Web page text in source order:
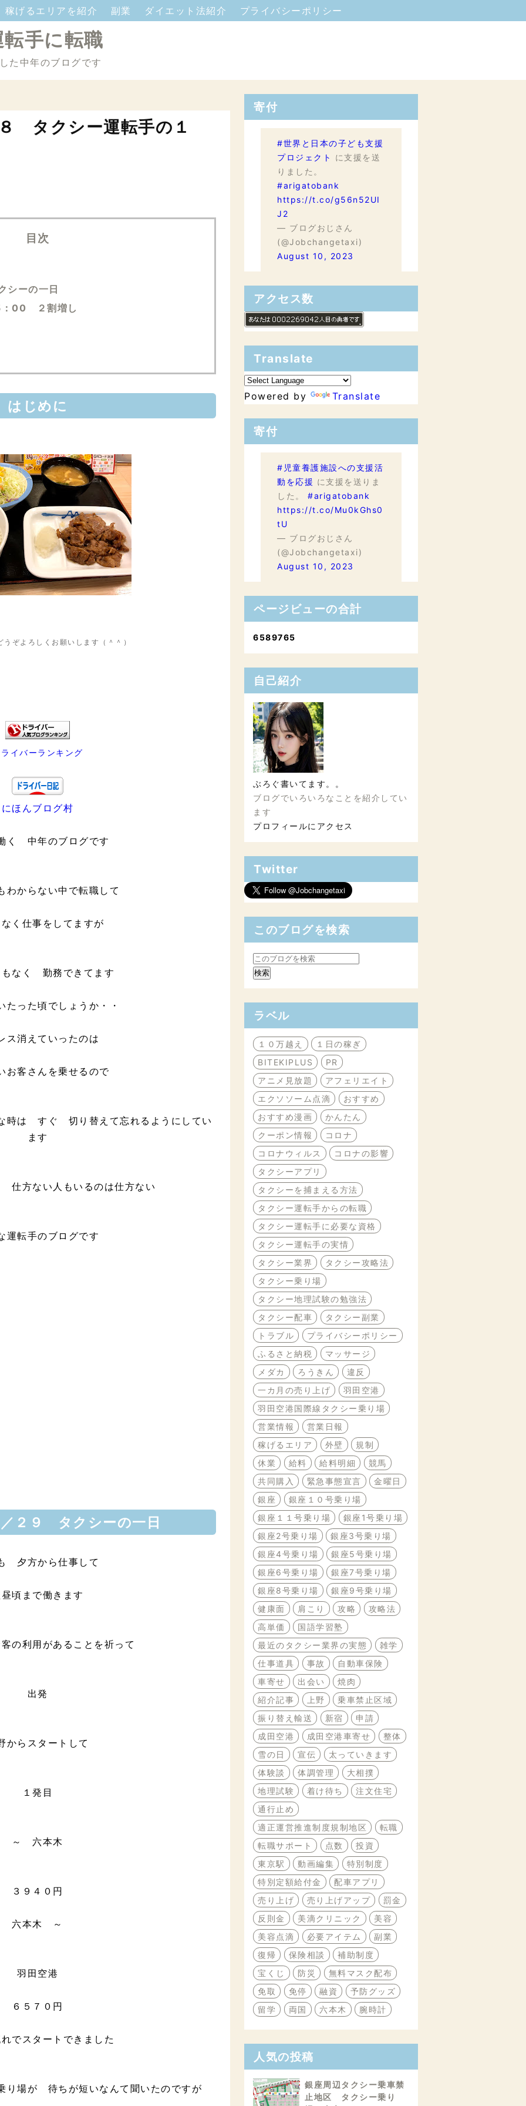
稼げるエリアを紹介 副業 ダイエット法紹介 プライバシーポリシー
手に転職
た中年のブログです
タクシー運転手の１
目次
シーの一日
00 ２割増し
はじめに
うぞよろしくお願いします（＾＾）
ライバーランキング
にほんブログ村
く 中年のブログです
わからない中で転職して
く仕事をしてますが
もなく 勤務できてます
たった頃でしょうか・・
ス消えていったのは
お客さんを乗せるので
時は すぐ 切り替えて忘れるようにしてい
ます
仕方ない人もいるのは仕方ない
運転手のブログです
／２９ タクシーの一日
夕方から仕事して
頃まで働きます
の利用があることを祈って
出発
からスタートして
１発目
～ 六本木
３９４０円
六本木 ～
羽田空港
６５７０円
でスタートできました
り場が 待ちが短いなんて聞いたのですが
寄付
#世界と日本の子ども支援
プロジェクト
に支援を送
りました。
#arigatobank
https://t.co/g56n52UI
J2
— ブログおじさん
(@Jobchangetaxi)
August 10, 2023
アクセス数
Translate
Powered by Translate
寄付
#児童養護施設への支援活
動を応援 に支援を送りま
した。 #arigatobank
https://t.co/Mu0kGhs0
tU
— ブログおじさん
(@Jobchangetaxi)
August 10, 2023
ページビューの合計
6589765
自己紹介
ぶろぐ書いてます。。
ブログでいろいろなことを紹介してい
ます
プロフィールにアクセス
Twitter
このブログを検索
ラベル
１０万越え
１日の稼ぎ
BITEKIPLUS
PR
アニメ見放題
アフェリエイト
エクソソーム点滴
おすすめ
おすすめ漫画
かんたん
クーポン情報
コロナ
コロナウィルス
コロナの影響
タクシーアプリ
タクシーを捕まえる方法
タクシー運転手からの転職
タクシー運転手に必要な資格
タクシー運転手の実情
タクシー業界
タクシー攻略法
タクシー乗り場
タクシー地理試験の勉強法
タクシー配車
タクシー副業
トラブル
プライバシーポリシー
ふるさと納税
マッサージ
メダカ
ろうきん
違反
一カ月の売り上げ
羽田空港
羽田空港国際線タクシー乗り場
営業情報
営業日報
稼げるエリア
外壁
規制
休業
給料 給料明細
競馬
共同購入
緊急事態宣言
金曜日
銀座
銀座１０号乗り場
銀座１１号乗り場
銀座1号乗り場
銀座2号乗り場
銀座3号乗り場
銀座4号乗り場
銀座5号乗り場
銀座6号乗り場
銀座7号乗り場
銀座8号乗り場
銀座9号乗り場
健康面
肩こり 攻略
攻略法
高単価
国語学習塾
最近のタクシー業界の実態
雑学
仕事道具
事故
自動車保険
車寄せ
出会い
焼肉
紹介記事
上野
乗車禁止区域
振り替え輸送
新宿
申請
成田空港
成田空港車寄せ
整体
雪の日
宣伝
太っていきます
体験談
体調管理
大相撲
地理試験
着け待ち
注文住宅
通行止め
適正運営推進制度規制地区
転職
転職サポート
点数
投資
東京駅
動画編集
特別制度
特別定額給付金
配車アプリ
売り上げ
売り上げアップ
罰金
反則金
美滴クリニック
美容
美容点滴
必要アイテム
副業
復帰
保険相談
補助制度
宝くじ
防災
無料マスク配布
免取
免停 融資
予防グッズ
留学
両国 六本木 腕時計
人気の投稿
銀座周辺タクシー乗車禁
止地区 タクシー乗り